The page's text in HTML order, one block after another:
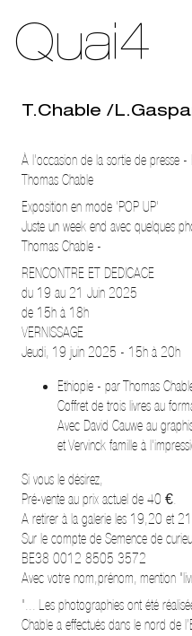
Quai4
T.Chable /
À l'occasion de la sortie de presse
Thomas Chable
Exposition en mode 'POP UP'
Juste un week end avec quelques
Thomas Chable -
RENCONTRE ET DEDICACE
du 19 au 21 Juin 2025
de 15h à 18h
VERNISSAGE
Jeudi, 19 juin 2025 - 15h à 20h
Ethiopie - par Thomas
Coffret de trois livres au
Avec David Cauwe au
et Vervinck famille à
Si vous le désirez,
Pré-vente au prix actuel de 40 €.
A retirer à la galerie les 19,20 et 21
Sur le compte de Semence de
BE38 0012 8505 3572
Avec votre nom,prénom, mention
"... Les photographies ont été
Chable a effectués dans le nord de